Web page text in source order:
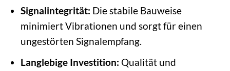
Signalintegrität: Die stabile Bauweise
minimiert Vibrationen und sorgt für einen
ungestörten Signalempfang.
Langlebige Investition: Qualität und